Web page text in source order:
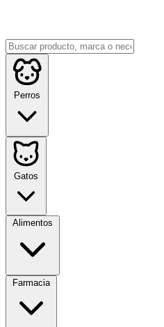
Perros
Gatos
Alimentos
Farmacia